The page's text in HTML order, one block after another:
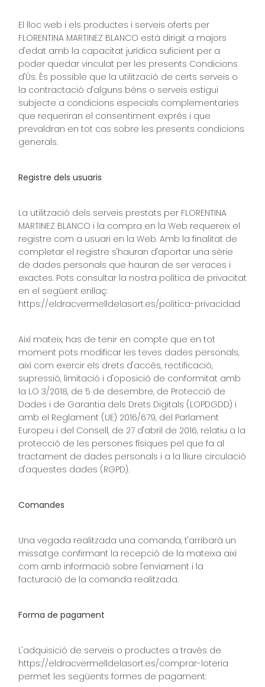
El lloc web i els productes i serveis oferts per
FLORENTINA MARTINEZ BLANCO està dirigit a majors
d'edat amb la capacitat jurídica suficient per a
poder quedar vinculat per les presents Condicions
d'Ús. És possible que la utilització de certs serveis o
la contractació d'alguns béns o serveis estigui
subjecte a condicions especials complementaries
que requeriran el consentiment exprés i que
prevaldran en tot cas sobre les presents condicions
generals.
Registre dels usuaris
La utilització dels serveis prestats per FLORENTINA
MARTINEZ BLANCO i la compra en la Web requereix el
registre com a usuari en la Web. Amb la finalitat de
completar el registre s'hauran d'aportar una sèrie
de dades personals que hauran de ser veraces i
exactes. Pots consultar la nostra política de privacitat
en el següent enllaç:
https://eldracvermelldelasort.es/politica-privacidad
Així mateix, has de tenir en compte que en tot
moment pots modificar les teves dades personals,
així com exercir els drets d'accés, rectificació,
supressió, limitació i d'oposició de conformitat amb
la LO 3/2018, de 5 de desembre, de Protecció de
Dades i de Garantia dels Drets Digitals (LOPDGDD) i
amb el Reglament (UE) 2016/679, del Parlament
Europeu i del Consell, de 27 d'abril de 2016, relatiu a la
protecció de les persones físiques pel que fa al
tractament de dades personals i a la lliure circulació
d'aquestes dades (RGPD).
Comandes
Una vegada realitzada una comanda, t'arribarà un
missatge confirmant la recepció de la mateixa així
com amb informació sobre l'enviament i la
facturació de la comanda realitzada.
Forma de pagament
L'adquisició de serveis o productes a través de
https://eldracvermelldelasort.es/comprar-loteria
permet les següents formes de pagament: